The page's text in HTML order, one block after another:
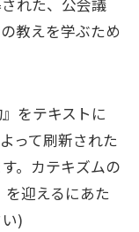
教えを学ぶため
をテキストに
って刷新された
。カテキズムの
迎えるにあた
)